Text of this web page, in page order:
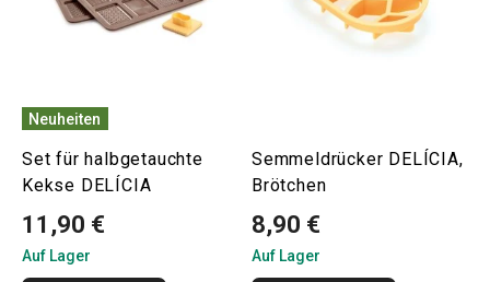
Neuheiten
Set für halbgetauchte
Kekse DELÍCIA
11,90 €
Auf Lager
Semmeldrücker DELÍCIA,
Brötchen
8,90 €
Auf Lager